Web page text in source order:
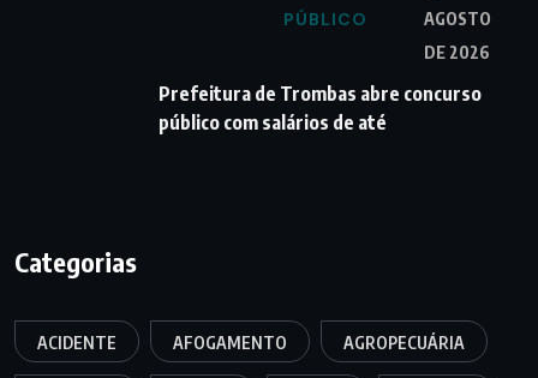
PÚBLICO
AGOSTO
DE 2026
Prefeitura de Trombas abre concurso
público com salários de até
Categorias
ACIDENTE AFOGAMENTO AGROPECUÁRIA